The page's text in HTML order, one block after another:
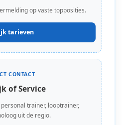
op vaste topposities.
tarieven
CONTACT
of Service
trainer, looptrainer,
uit de regio.